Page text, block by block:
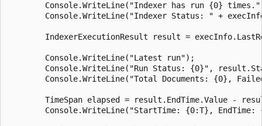
Console.WriteLine("Indexer has run {0}
Console.WriteLine("Indexer Status: " +
IndexerExecutionResult result =
        Console.WriteLine("Latest run");
Console.WriteLine("Run Status: {0}",
Console.WriteLine("Total Documents: {0},
TimeSpan elapsed = result.EndTime.Value -
Console.WriteLine("StartTime: {0:T},